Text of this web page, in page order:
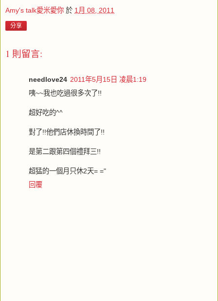
Amy's talk愛米愛你 於 1月 08, 2011
分享
1 則留言:
needlove24 2011年5月15日 凌晨1:19
咦~~我也吃過很多次了!!
超好吃的^^
對了!!他們店休換時間了!!
是第二跟第四個禮拜三!!
超猛的一個月只休2天= ="
回覆